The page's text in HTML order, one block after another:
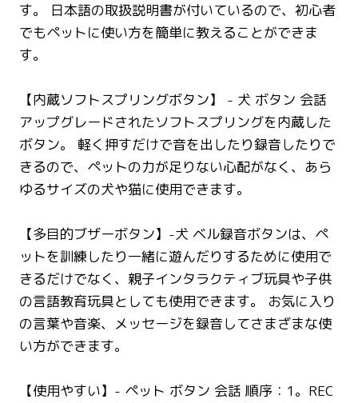
す。 日本語の取扱説明書が付いているので、初心者
でもペットに使い方を簡単に教えることができま
す。
【内蔵ソフトスプリングボタン】 - 犬 ボタン 会話
アップグレードされたソフトスプリングを内蔵した
ボタン。 軽く押すだけで音を出したり録音したりで
きるので、ペットの力が足りない心配がなく、あら
ゆるサイズの犬や猫に使用できます。
【多目的ブザーボタン】-犬 ベル録音ボタンは、ペ
ットを訓練したり一緒に遊んだりするために使用で
きるだけでなく、親子インタラクティブ玩具や子供
の言語教育玩具としても使用できます。 お気に入り
の言葉や音楽、メッセージを録音してさまざまな使
い方ができます。
【使用やすい】- ペット ボタン 会話 順序：1。REC